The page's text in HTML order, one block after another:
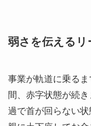
弱さを伝えるリ
事業が軌道に乗る
間、赤字状態が続
過で首が回らない状